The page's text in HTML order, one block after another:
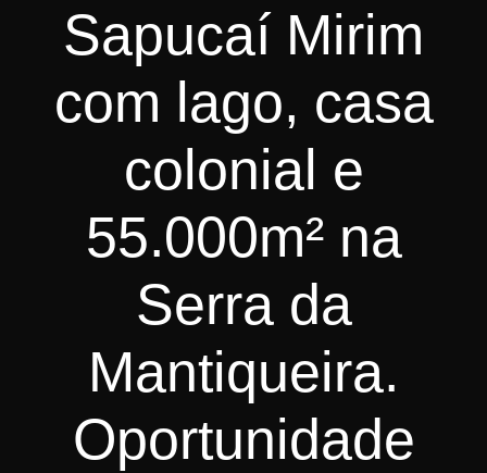
Sapucaí Mirim
com lago, casa
colonial e
55.000m² na
Serra da
Mantiqueira.
Oportunidade